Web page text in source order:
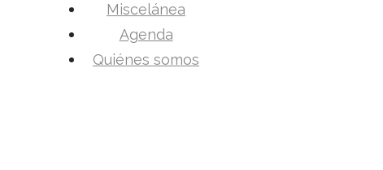
Miscelánea
Agenda
Quiénes somos